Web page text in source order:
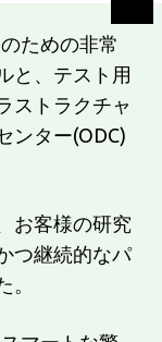
ための非常
と、テスト用
ストラクチャ
ンター(ODC)
お客様の研究
つ継続的なパ
。